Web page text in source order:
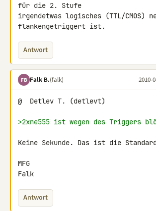
für die 2. Stufe
irgendetwas logisches (TTL/CMOS)
flankengetriggert ist.
Antwort
FB Falk B.(falk) 2010-
@  Detlev T. (detlevt)
>2xne555 ist wegen des Triggers
Keine Sekunde. Das ist die
MFG
Falk
Antwort